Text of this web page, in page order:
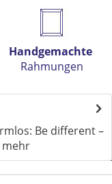
Handgemachte
Rahmungen
Be different –
mehr